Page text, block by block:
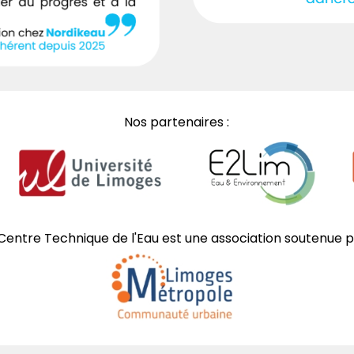
Nos partenaires :
Technique de l'Eau est une association soutenue